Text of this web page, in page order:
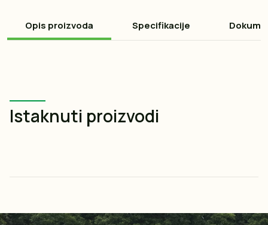
Opis proizvoda Specifikacije
Istaknuti proizvodi